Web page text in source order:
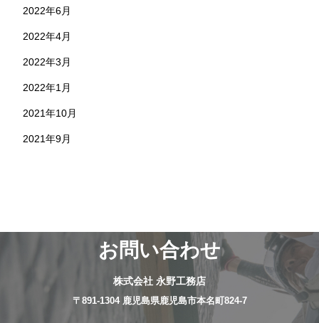
2022年6月
2022年4月
2022年3月
2022年1月
2021年10月
2021年9月
お問い合わせ
株式会社 永野工務店
〒891-1304 鹿児島県鹿児島市本名町824-7